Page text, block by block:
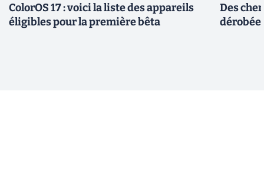
ColorOS 17 : voici la liste des appareils
éligibles pour la première bêta
Des